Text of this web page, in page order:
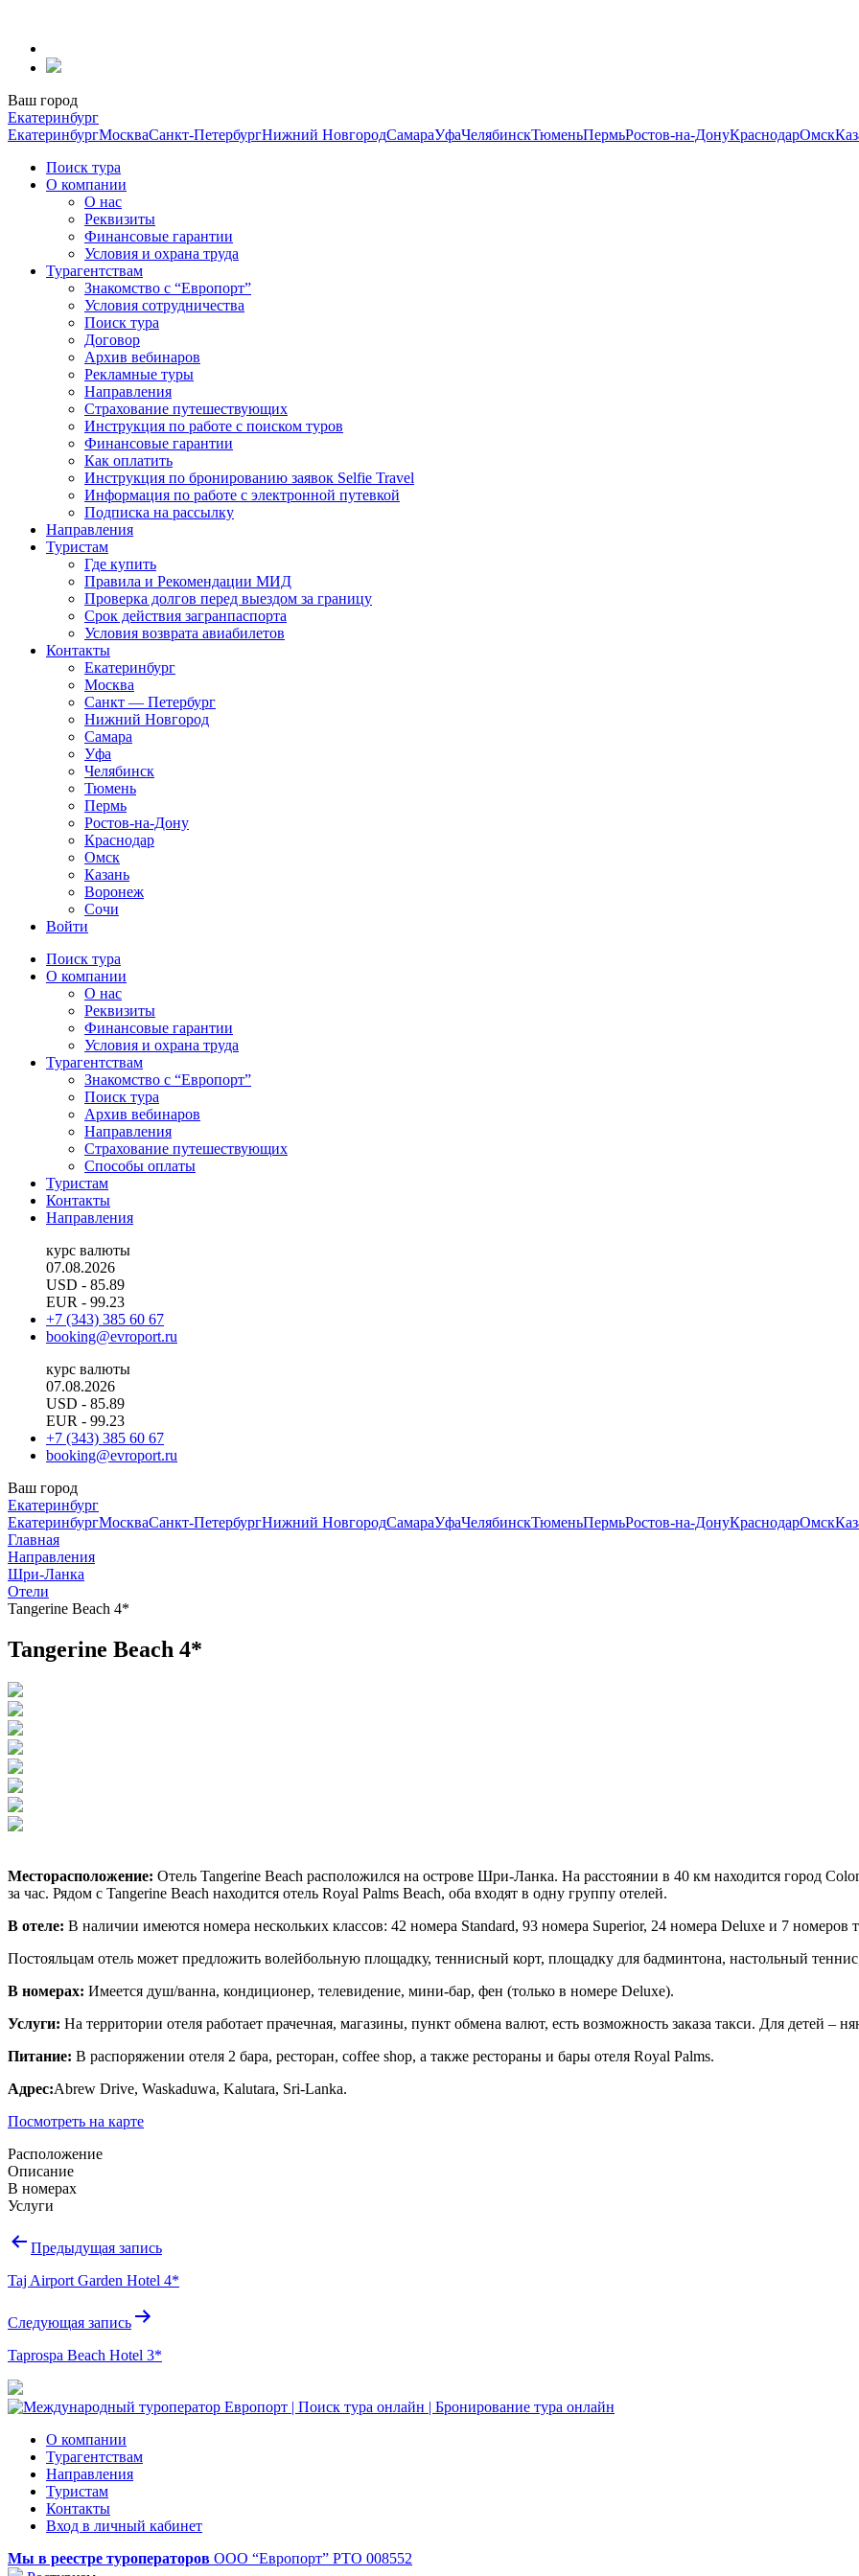
содержанию
Ваш город
Екатеринбург
ЕкатеринбургМоскваСанкт-ПетербургНижний НовгородСамараУфаЧелябинскТюменьПермьРостов-на-ДонуКраснодарОмск
Поиск тура
О компании
О нас
Реквизиты
Финансовые гарантии
Условия и охрана труда
Турагентствам
Знакомство с “Европорт”
Условия сотрудничества
Поиск тура
Договор
Архив вебинаров
Рекламные туры
Направления
Страхование путешествующих
Инструкция по работе с поиском туров
Финансовые гарантии
Как оплатить
Инструкция по бронированию заявок Selfie Travel
Информация по работе с электронной путевкой
Подписка на рассылку
Направления
Туристам
Где купить
Правила и Рекомендации МИД
Проверка долгов перед выездом за границу
Срок действия загранпаспорта
Условия возврата авиабилетов
Контакты
Екатеринбург
Москва
Санкт — Петербург
Нижний Новгород
Самара
Уфа
Челябинск
Тюмень
Пермь
Ростов-на-Дону
Краснодар
Омск
Казань
Воронеж
Сочи
Войти
Поиск тура
О компании
О нас
Реквизиты
Финансовые гарантии
Условия и охрана труда
Турагентствам
Знакомство с “Европорт”
Поиск тура
Архив вебинаров
Направления
Страхование путешествующих
Способы оплаты
Туристам
Контакты
Направления
курс валюты
07.08.2026
USD - 85.89
EUR - 99.23
+7 (343) 385 60 67
booking@evroport.ru
курс валюты
07.08.2026
USD - 85.89
EUR - 99.23
+7 (343) 385 60 67
booking@evroport.ru
Ваш город
Екатеринбург
ЕкатеринбургМоскваСанкт-ПетербургНижний НовгородСамараУфаЧелябинскТюменьПермьРостов-на-ДонуКраснодарОмск
Главная
Направления
Шри-Ланка
Отели
Tangerine Beach 4*
Tangerine Beach 4*
Месторасположение: Отель Tangerine Beach расположился на острове Шри-Ланка. На расстоянии в 40 км находится город
за час. Рядом с Tangerine Beach находится отель Royal Palms Beach, оба входят в одну группу отелей.
В отеле: В наличии имеются номера нескольких классов: 42 номера Standard, 93 номера Superior, 24 номера Deluxe и 7 номеров
Постояльцам отель может предложить волейбольную площадку, теннисный корт, площадку для бадминтона, настольный
В номерах: Имеется душ/ванна, кондиционер, телевидение, мини-бар, фен (только в номере Deluxe).
Услуги: На территории отеля работает прачечная, магазины, пункт обмена валют, есть возможность заказа такси. Для детей –
Питание: В распоряжении отеля 2 бара, ресторан, coffee shop, а также рестораны и бары отеля Royal Palms.
Адрес:Abrew Drive, Waskaduwa, Kalutara, Sri-Lanka.
Посмотреть на карте
Расположение
Описание
В номерах
Услуги
Навигация
записям
Предыдущая запись
Taj Airport Garden Hotel 4*
Следующая запись
Taprospa Beach Hotel 3*
О компании
Турагентствам
Направления
Туристам
Контакты
Вход в личный кабинет
Мы в реестре туроператоров ООО “Европорт” РТО 008552